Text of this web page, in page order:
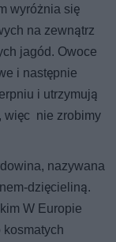
wyróżnia się
na zewnątrz
jagód. Owoce
i następnie
i utrzymują
więc nie zrobimy
nazywana
dzięcieliną.
W Europie
kosmatych